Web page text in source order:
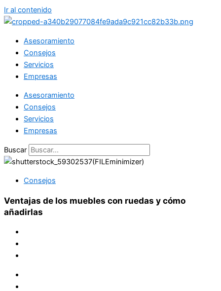
Ir al contenido
Asesoramiento
Consejos
Servicios
Empresas
Asesoramiento
Consejos
Servicios
Empresas
Buscar
Consejos
Ventajas de los muebles con ruedas y cómo
añadirlas